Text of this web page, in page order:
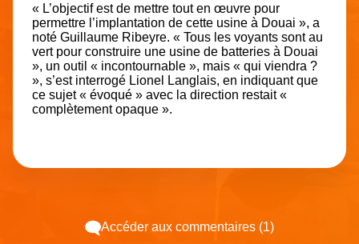
« L’objectif est de mettre tout en œuvre pour
permettre l’implantation de cette usine à Douai », a
noté Guillaume Ribeyre. « Tous les voyants sont au
vert pour construire une usine de batteries à Douai
», un outil « incontournable », mais « qui viendra ?
», s’est interrogé Lionel Langlais, en indiquant que
ce sujet « évoqué » avec la direction restait «
complètement opaque ».
Accéder aux commentaires (1)